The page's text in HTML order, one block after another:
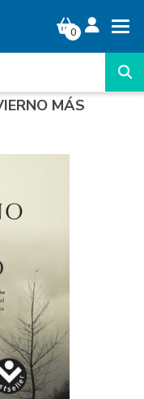
0
MÁS